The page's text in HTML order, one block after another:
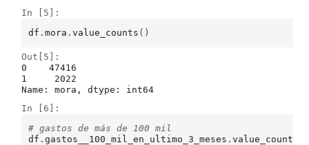
In [5]:
df .mora .value_counts ()
Out[5]:
0    47416
1     2022
Name: mora, dtype: int64
In [6]:
# gastos de más de 100 mil
df .gastos__100_mil_en_ultimo_3_meses .value_counts